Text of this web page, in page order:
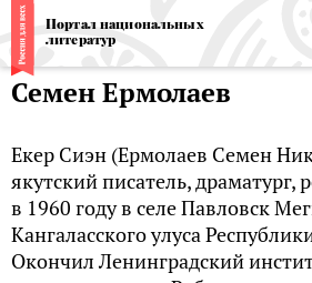
Портал национальных
литератур
Семен Ермолаев
Екер Сиэн (Ермолаев Семен
якутский писатель, драматург,
в 1960 году в селе Павловск
Кангаласского улуса
Окончил Ленинградский